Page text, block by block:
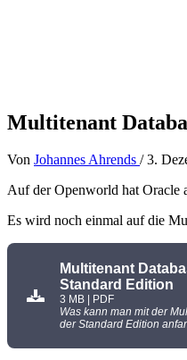
Multitenant
Von Johannes Ahrends /3.
Auf der Openworld hat Oracle
Es wird noch einmal auf die
Multitenant
Standard Edition
3 MB | PDF
Was kann man mit der
der Standard Edition